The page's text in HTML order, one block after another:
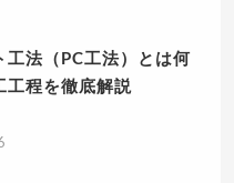
工法（PC工法）とは何
工程を徹底解説